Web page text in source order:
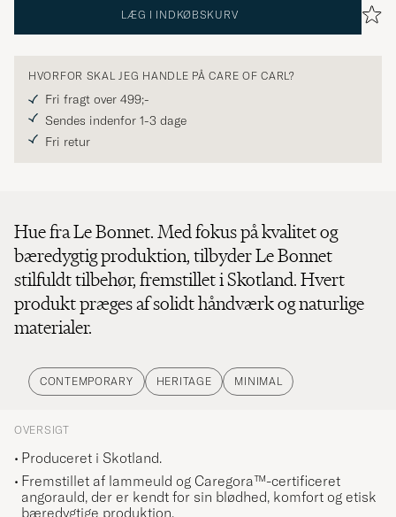
LÆG I INDKØBSKURV
HVORFOR SKAL JEG HANDLE PÅ CARE OF CARL?
Fri fragt over 499;-
Sendes indenfor 1-3 dage
Fri retur
Hue fra Le Bonnet. Med fokus på kvalitet og
bæredygtig produktion, tilbyder Le Bonnet
stilfuldt tilbehør, fremstillet i Skotland. Hvert
produkt præges af solidt håndværk og naturlige
materialer.
CONTEMPORARY HERITAGE MINIMAL
OVERSIGT
Produceret i Skotland.
Fremstillet af lammeuld og Caregora™-certificeret
angorauld, der er kendt for sin blødhed, komfort og etisk
bæredygtige produktion.